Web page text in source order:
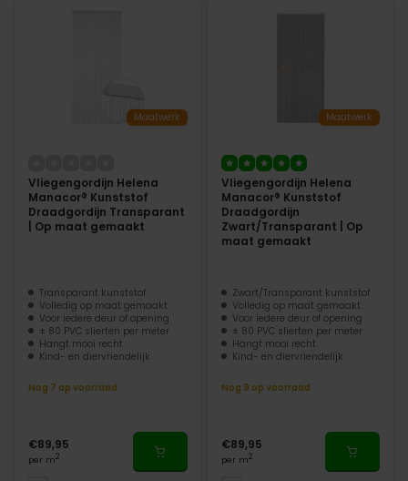
Maatwerk
Vliegengordijn Helena
Manacor® Kunststof
Draadgordijn Transparant
| Op maat gemaakt
Transparant kunststof
Volledig op maat gemaakt
Voor iedere deur of opening
± 80 PVC slierten per meter
Hangt mooi recht
Kind- en diervriendelijk
Nog 7 op voorraad
€89,95
per m2
Maatwerk
Vliegengordijn Helena
Manacor® Kunststof
Draadgordijn
Zwart/Transparant | Op
maat gemaakt
Zwart/Transparant kunststof
Volledig op maat gemaakt
Voor iedere deur of opening
± 80 PVC slierten per meter
Hangt mooi recht
Kind- en diervriendelijk
Nog 9 op voorraad
€89,95
per m2